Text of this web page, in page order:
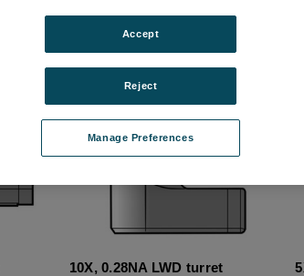
10X, 0.28NA LWD turret
Manage Preferences
Reject
Accept